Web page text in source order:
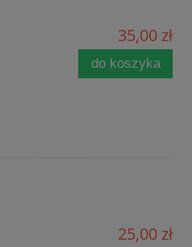
35,00 zł
do koszyka
25,00 zł